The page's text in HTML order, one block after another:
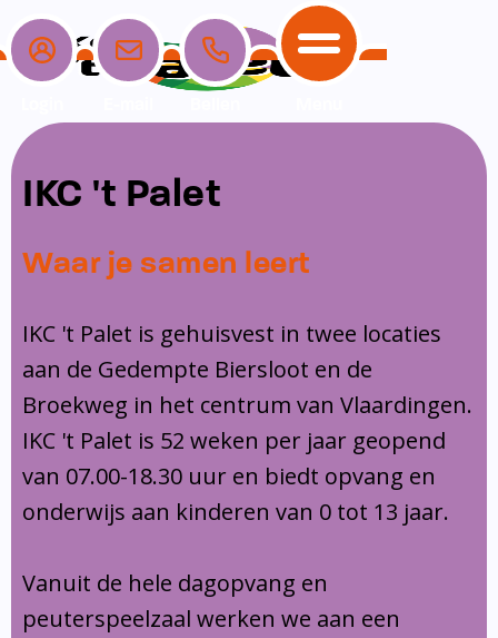
Home
School
Ons team
Schoolgids
Leerlingenzorg
Privacy
Vakanties en lesvrije dagen
Ouders
Ouders
Overblijf
Ouderraad
Medezeggenschapsraad
Klachtenregeling
Opvang
Opvang
Peuterspeelzaal
Buitenschoolse opvang
Communicatie
Communicatie
Contact
IKC 't Palet
Waar je samen leert
IKC 't Palet is gehuisvest in twee locaties
aan de Gedempte Biersloot en de
Broekweg in het centrum van Vlaardingen.
IKC 't Palet is 52 weken per jaar geopend
van 07.00-18.30 uur en biedt opvang en
onderwijs aan kinderen van 0 tot 13 jaar.
Vanuit de hele dagopvang en
peuterspeelzaal werken we aan een